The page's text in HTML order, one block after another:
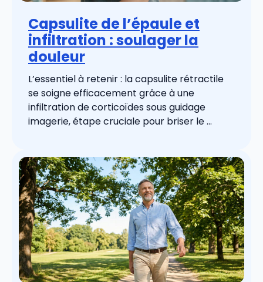
Capsulite de l’épaule et
infiltration : soulager la
douleur
L’essentiel à retenir : la capsulite rétractile
se soigne efficacement grâce à une
infiltration de corticoïdes sous guidage
imagerie, étape cruciale pour briser le ...